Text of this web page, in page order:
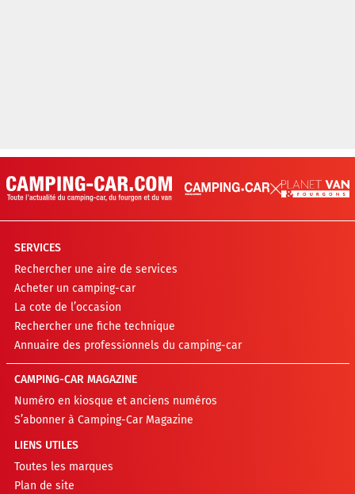
SERVICES
Rechercher une aire de services
Acheter un camping-car
La cote de l’occasion
Rechercher une fiche technique
Annuaire des professionnels du camping-car
CAMPING-CAR MAGAZINE
Numéro en kiosque et anciens numéros
S’abonner à Camping-Car Magazine
LIENS UTILES
Toutes les marques
Plan de site